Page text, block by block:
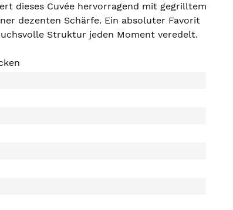
dieses Cuvée hervorragend mit gegrilltem
dezenten Schärfe. Ein absoluter Favorit
Struktur jeden Moment veredelt.